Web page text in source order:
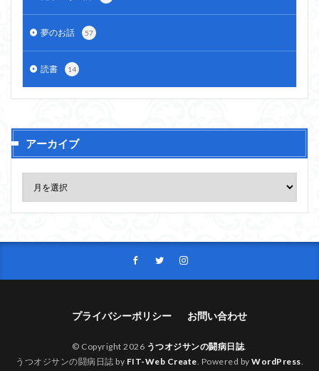
夢のお話 57
読書 14
アーカイブ
プライバシーポリシー お問い合わせ
© Copyright 2026 うつオジサンの闘病日誌.
うつオジサンの闘病日誌 by FIT-Web Create. Powered by WordPress.